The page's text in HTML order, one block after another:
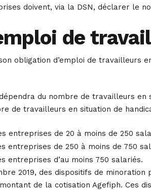
doivent, via la DSN, déclarer le
de
obligation d’emploi de
du nombre de travailleurs
de travailleurs en situation de
entreprises de 20 à moins de 250
entreprises de 250 à moins de 750
entreprises d’au moins 750 salariés.
2019, des dispositifs de
de la cotisation Agefiph. Ces